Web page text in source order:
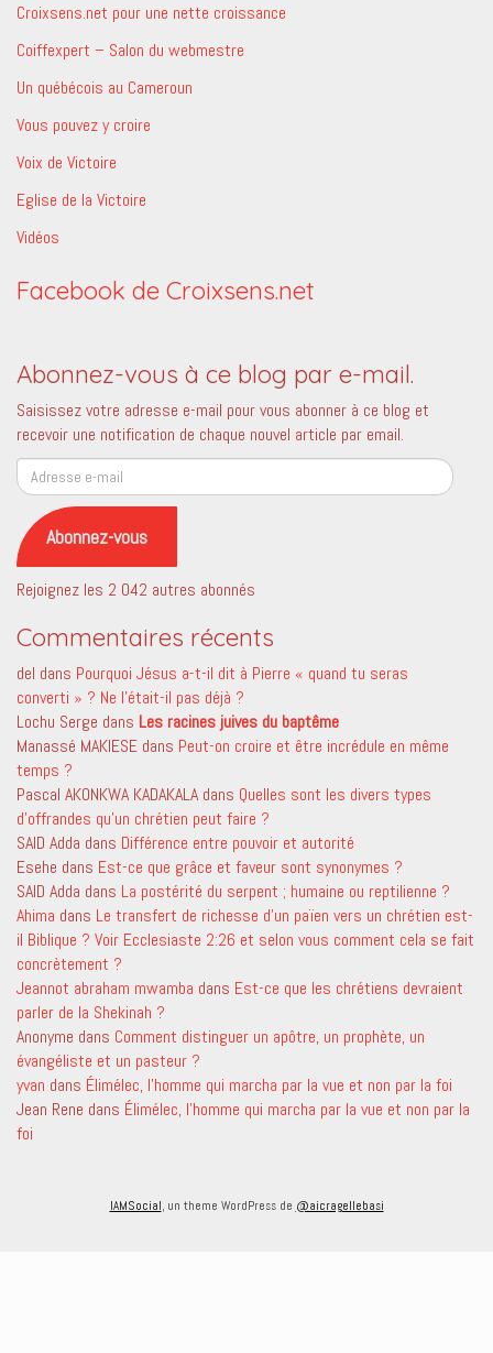
Croixsens.net pour une nette croissance
Coiffexpert – Salon du webmestre
Un québécois au Cameroun
Vous pouvez y croire
Voix de Victoire
Eglise de la Victoire
Vidéos
Facebook de Croixsens.net
Abonnez-vous à ce blog par e-mail.
Saisissez votre adresse e-mail pour vous abonner à ce blog et
recevoir une notification de chaque nouvel article par email.
Adresse
e-
mail
Abonnez-vous
Rejoignez les 2 042 autres abonnés
Commentaires récents
del dans Pourquoi Jésus a-t-il dit à Pierre « quand tu seras
converti » ? Ne l’était-il pas déjà ?
Lochu Serge dans Les racines juives du baptême
Manassé MAKIESE dans Peut-on croire et être incrédule en même
temps ?
Pascal AKONKWA KADAKALA dans Quelles sont les divers types
d’offrandes qu’un chrétien peut faire ?
SAID Adda dans Différence entre pouvoir et autorité
Esehe dans Est-ce que grâce et faveur sont synonymes ?
SAID Adda dans La postérité du serpent ; humaine ou reptilienne ?
Ahima dans Le transfert de richesse d’un païen vers un chrétien est-
il Biblique ? Voir Ecclesiaste 2:26 et selon vous comment cela se fait
concrètement ?
Jeannot abraham mwamba dans Est-ce que les chrétiens devraient
parler de la Shekinah ?
Anonyme dans Comment distinguer un apôtre, un prophète, un
évangéliste et un pasteur ?
yvan dans Élimélec, l’homme qui marcha par la vue et non par la foi
Jean Rene dans Élimélec, l’homme qui marcha par la vue et non par la
foi
IAMSocial, un theme WordPress de @aicragellebasi